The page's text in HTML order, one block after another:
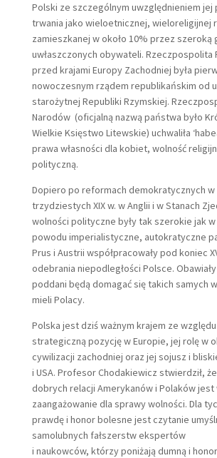
Polski ze szczególnym uwzględnieniem
trwania jako wieloetnicznej, wieloreligijnej
zamieszkanej w około 10% przez szeroką
uwłaszczonych obywateli. Rzeczpospolita
przed krajami Europy Zachodniej była
nowoczesnym rządem republikańskim od
starożytnej Republiki Rzymskiej.
Narodów (oficjalną nazwą państwa było
Wielkie Księstwo Litewskie) uchwaliła
prawa własności dla kobiet, wolność
polityczną.
Dopiero po reformach demokratycznych w
trzydziestych XIX w. w Anglii i w Stanach
wolności polityczne były tak szerokie jak
powodu imperialistyczne, autokratyczne
Prus i Austrii współpracowały pod koniec
odebrania niepodległości Polsce.
poddani będą domagać się takich samych
mieli Polacy.
Polska jest dziś ważnym krajem ze
strategiczną pozycję w Europie, jej rolę w
cywilizacji zachodniej oraz jej sojusz i
i USA. Profesor Chodakiewicz stwierdził,
dobrych relacji Amerykanów i Polaków jest
zaangażowanie dla sprawy wolności. Dla
prawdę i honor bolesne jest czytanie
samolubnych fałszerstw ekspertów
i naukowców, którzy poniżają dumną i